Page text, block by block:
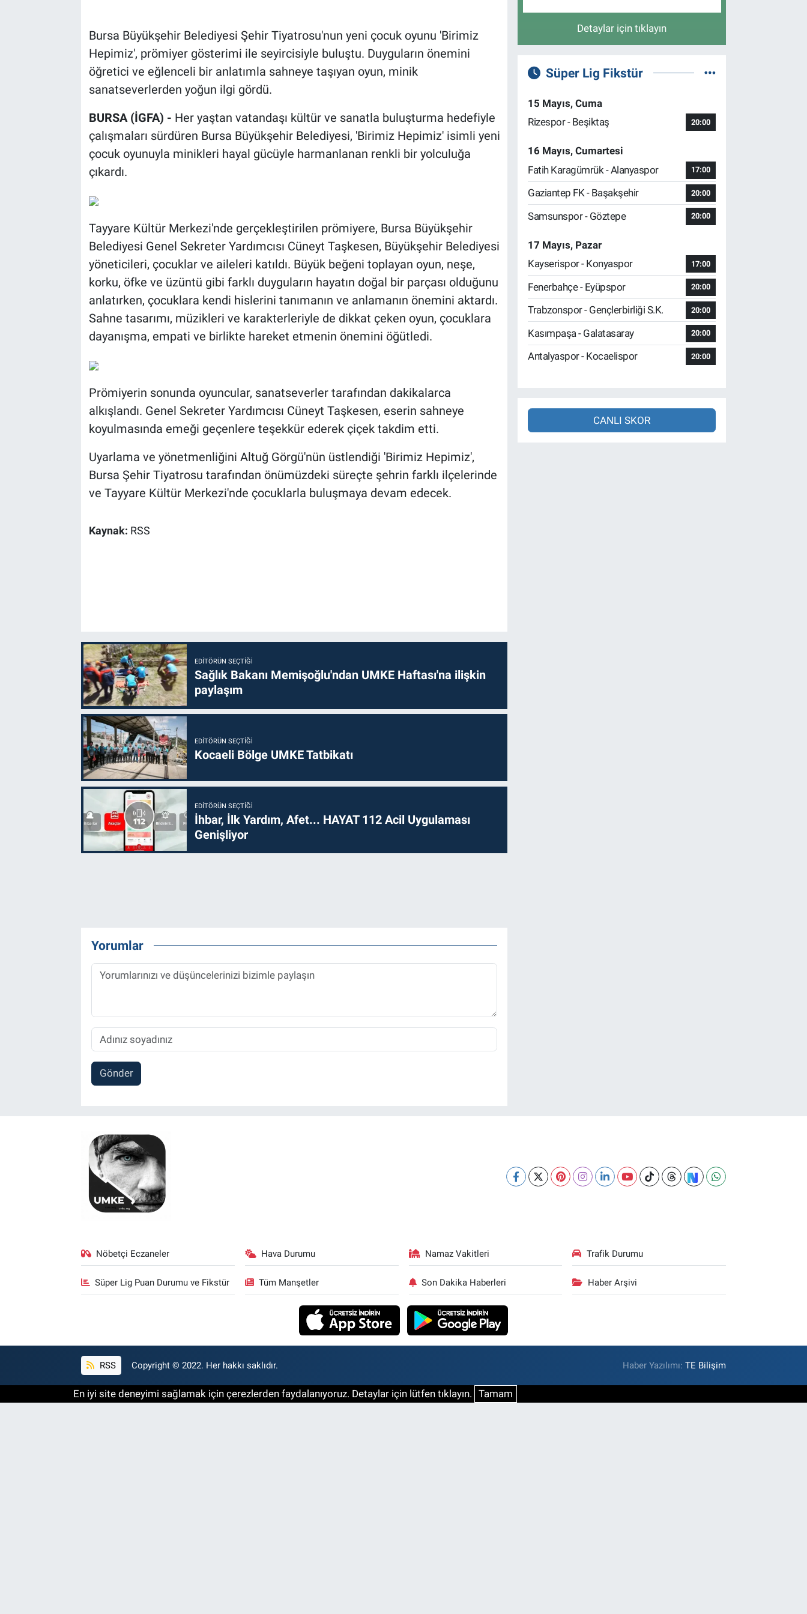
Bursa Büyükşehir Belediyesi Şehir Tiyatrosu'nun yeni çocuk oyunu 'Birimiz
Hepimiz', prömiyer gösterimi ile seyircisiyle buluştu. Duyguların önemini
öğretici ve eğlenceli bir anlatımla sahneye taşıyan oyun, minik
sanatseverlerden yoğun ilgi gördü.
BURSA (İGFA) - Her yaştan vatandaşı kültür ve sanatla buluşturma hedefiyle
çalışmaları sürdüren Bursa Büyükşehir Belediyesi, 'Birimiz Hepimiz' isimli yeni
çocuk oyunuyla minikleri hayal gücüyle harmanlanan renkli bir yolculuğa
çıkardı.
Tayyare Kültür Merkezi'nde gerçekleştirilen prömiyere, Bursa Büyükşehir
Belediyesi Genel Sekreter Yardımcısı Cüneyt Taşkesen, Büyükşehir Belediyesi
yöneticileri, çocuklar ve aileleri katıldı. Büyük beğeni toplayan oyun, neşe,
korku, öfke ve üzüntü gibi farklı duyguların hayatın doğal bir parçası olduğunu
anlatırken, çocuklara kendi hislerini tanımanın ve anlamanın önemini aktardı.
Sahne tasarımı, müzikleri ve karakterleriyle de dikkat çeken oyun, çocuklara
dayanışma, empati ve birlikte hareket etmenin önemini öğütledi.
Prömiyerin sonunda oyuncular, sanatseverler tarafından dakikalarca
alkışlandı. Genel Sekreter Yardımcısı Cüneyt Taşkesen, eserin sahneye
koyulmasında emeği geçenlere teşekkür ederek çiçek takdim etti.
Uyarlama ve yönetmenliğini Altuğ Görgü'nün üstlendiği 'Birimiz Hepimiz',
Bursa Şehir Tiyatrosu tarafından önümüzdeki süreçte şehrin farklı ilçelerinde
ve Tayyare Kültür Merkezi'nde çocuklarla buluşmaya devam edecek.
Kaynak: RSS
EDITÖRÜN SEÇTIĞI
Sağlık Bakanı Memişoğlu'ndan UMKE Haftası'na ilişkin
paylaşım
EDITÖRÜN SEÇTIĞI
Kocaeli Bölge UMKE Tatbikatı
EDITÖRÜN SEÇTIĞI
İhbar, İlk Yardım, Afet... HAYAT 112 Acil Uygulaması
Genişliyor
Yorumlar
Gönder
Detaylar için tıklayın
Süper Lig Fikstür
15 Mayıs, Cuma
Rizespor - Beşiktaş
20:00
16 Mayıs, Cumartesi
Fatih Karagümrük - Alanyaspor
17:00
Gaziantep FK - Başakşehir 20:00
Samsunspor - Göztepe 20:00
17 Mayıs, Pazar
Kayserispor - Konyaspor
17:00
Fenerbahçe - Eyüpspor 20:00
Trabzonspor - Gençlerbirliği S.K. 20:00
Kasımpaşa - Galatasaray 20:00
Antalyaspor - Kocaelispor 20:00
CANLI SKOR
Nöbetçi Eczaneler Hava Durumu Namaz Vakitleri Trafik Durumu
Süper Lig Puan Durumu ve Fikstür Tüm Manşetler Son Dakika Haberleri Haber Arşivi
RSS Copyright © 2022. Her hakkı saklıdır. Haber Yazılımı:TE Bilişim
En iyi site deneyimi sağlamak için çerezlerden faydalanıyoruz. Detaylar için lütfen tıklayın. Tamam